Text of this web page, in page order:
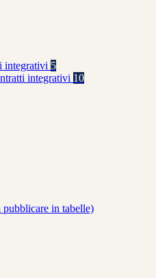
integrativi 5
integrativi 10
in tabelle)